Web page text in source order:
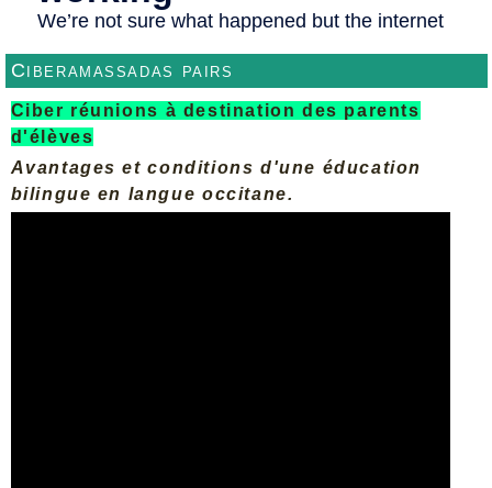
Ciberamassadas pairs
Ciber réunions à destination des parents
d'élèves
Avantages et conditions d'une éducation
bilingue en langue occitane.